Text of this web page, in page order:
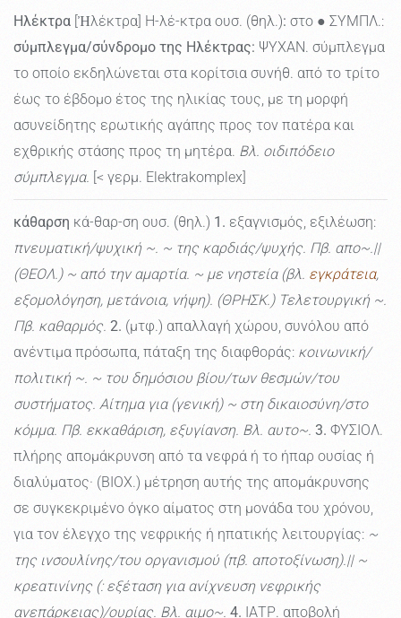
Ηλέκτρα [Ἠλέκτρα] Η-λέ-κτρα ουσ. (θηλ.): στο ● ΣΥΜΠΛ.:
σύμπλεγμα/σύνδρομο της Ηλέκτρας: ΨΥΧΑΝ. σύμπλεγμα
το οποίο εκδηλώνεται στα κορίτσια συνήθ. από το τρίτο
έως το έβδομο έτος της ηλικίας τους, με τη μορφή
ασυνείδητης ερωτικής αγάπης προς τον πατέρα και
εχθρικής στάσης προς τη μητέρα. Βλ. οιδιπόδειο
σύμπλεγμα. [< γερμ. Elektrakomplex]
κάθαρση κά-θαρ-ση ουσ. (θηλ.) 1. εξαγνισμός, εξιλέωση:
πνευματική/ψυχική ~. ~ της καρδιάς/ψυχής. Πβ. απο~.||
(ΘΕΟΛ.) ~ από την αμαρτία. ~ με νηστεία (βλ. εγκράτεια,
εξομολόγηση, μετάνοια, νήψη). (ΘΡΗΣΚ.) Τελετουργική ~.
Πβ. καθαρμός. 2. (μτφ.) απαλλαγή χώρου, συνόλου από
ανέντιμα πρόσωπα, πάταξη της διαφθοράς: κοινωνική/
πολιτική ~. ~ του δημόσιου βίου/των θεσμών/του
συστήματος. Αίτημα για (γενική) ~ στη δικαιοσύνη/στο
κόμμα. Πβ. εκκαθάριση, εξυγίανση. Βλ. αυτο~. 3. ΦΥΣΙΟΛ.
πλήρης απομάκρυνση από τα νεφρά ή το ήπαρ ουσίας ή
διαλύματος· (ΒΙΟΧ.) μέτρηση αυτής της απομάκρυνσης
σε συγκεκριμένο όγκο αίματος στη μονάδα του χρόνου,
για τον έλεγχο της νεφρικής ή ηπατικής λειτουργίας: ~
της ινσουλίνης/του οργανισμού (πβ. αποτοξίνωση).|| ~
κρεατινίνης (: εξέταση για ανίχνευση νεφρικής
ανεπάρκειας)/ουρίας. Βλ. αιμο~. 4. ΙΑΤΡ. αποβολή